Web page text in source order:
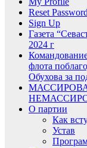
Reset Password
Sign Up
Газета
2024 г
флота
Обухова за
О партии
Как
Устав